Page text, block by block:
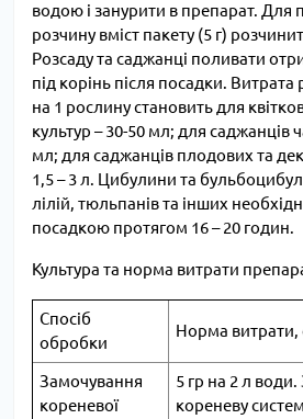
водою і занурити в препарат. Для
розчину вміст пакету (5 г)
Розсаду та саджанці поливати
під корінь після посадки.
на 1 рослину становить для
культур – 30-50 мл; для саджанців
мл; для саджанців плодових та
1,5 – 3 л. Цибулини та
лілій, тюльпанів та інших
посадкою протягом 16 – 20 годин.
Культура та норма витрати
Спосіб
обробки
Норма витрати,
Замочування
кореневої
5 гр на 2 л
кореневу